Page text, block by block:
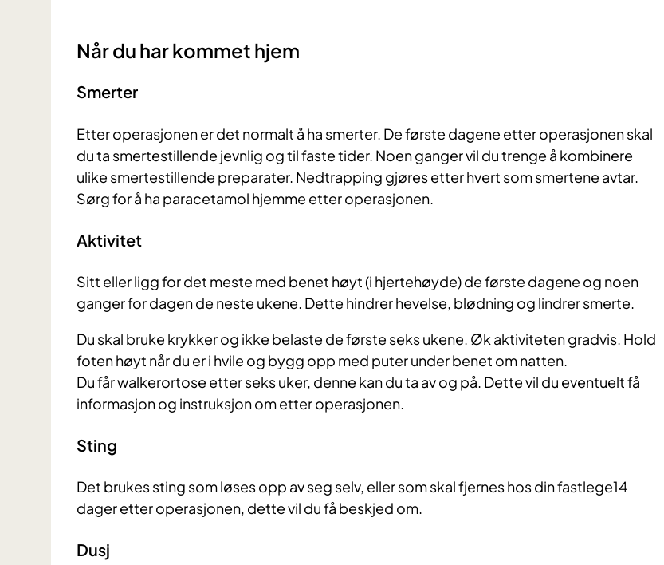
Når du har kommet hjem
Smerter
Etter operasjonen er det normalt å ha smerter. De første dagene etter operasjonen skal
du ta smertestillende jevnlig og til faste tider. Noen ganger vil du trenge å kombinere
ulike smertestillende preparater. Nedtrapping gjøres etter hvert som smertene avtar.
Sørg for å ha paracetamol hjemme etter operasjonen.
Aktivitet
Sitt eller ligg for det meste med benet høyt (i hjertehøyde) de første dagene og noen
ganger for dagen de neste ukene. Dette hindrer hevelse, blødning og lindrer smerte.
Du skal bruke krykker og ikke belaste de første seks ukene. Øk aktiviteten gradvis. Hold
foten høyt når du er i hvile og bygg opp med puter under benet om natten.
Du får walkerortose etter seks uker, denne kan du ta av og på. Dette vil du eventuelt få
informasjon og instruksjon om etter operasjonen.
Sting
Det brukes sting som løses opp av seg selv, eller som skal fjernes hos din fastlege14
dager etter operasjonen, dette vil du få beskjed om.
Dusj